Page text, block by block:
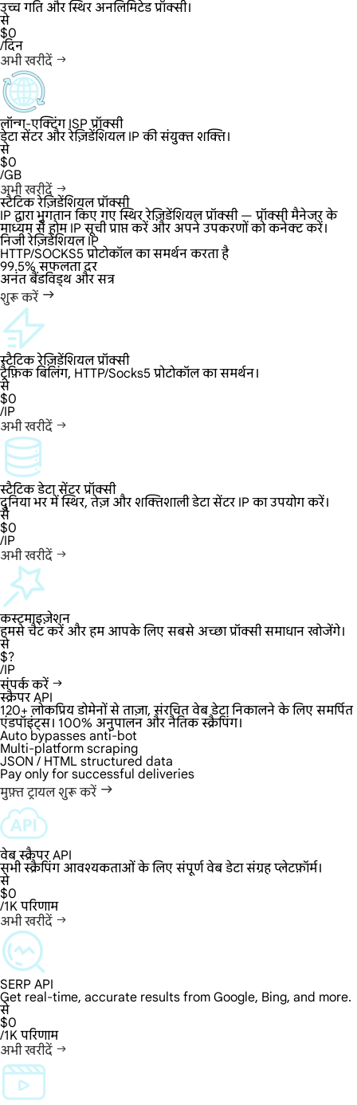
उच्च गति और स्थिर अनलिमिटेड प्रॉक्सी।
से
$0
/दिन
अभी खरीदें
लॉन्ग-एक्टिंग ISP प्रॉक्सी
डेटा सेंटर और रेज़िडेंशियल IP की संयुक्त शक्ति।
से
$0
/GB
अभी खरीदें
स्टैटिक रेज़िडेंशियल प्रॉक्सी
IP द्वारा भुगतान किए गए स्थिर रेज़िडेंशियल प्रॉक्सी — प्रॉक्सी मैनेजर के
माध्यम से होम IP सूची प्राप्त करें और अपने उपकरणों को कनेक्ट करें।
निजी रेज़िडेंशियल IP
HTTP/SOCKS5 प्रोटोकॉल का समर्थन करता है
99.5% सफलता दर
अनंत बैंडविड्थ और सत्र
शुरू करें
स्टैटिक रेज़िडेंशियल प्रॉक्सी
ट्रैफ़िक बिलिंग, HTTP/Socks5 प्रोटोकॉल का समर्थन।
से
$0
/IP
अभी खरीदें
स्टैटिक डेटा सेंटर प्रॉक्सी
दुनिया भर में स्थिर, तेज़ और शक्तिशाली डेटा सेंटर IP का उपयोग करें।
से
$0
/IP
अभी खरीदें
कस्टमाइज़ेशन
हमसे चैट करें और हम आपके लिए सबसे अच्छा प्रॉक्सी समाधान खोजेंगे।
से
$?
/IP
संपर्क करें
स्क्रैपर API
120+ लोकप्रिय डोमेनों से ताज़ा, संरचित वेब डेटा निकालने के लिए समर्पित
एंडपॉइंट्स। 100% अनुपालन और नैतिक स्क्रैपिंग।
Auto bypasses anti-bot
Multi-platform scraping
JSON / HTML structured data
Pay only for successful deliveries
मुफ़्त ट्रायल शुरू करें
वेब स्क्रैपर API
सभी स्क्रैपिंग आवश्यकताओं के लिए संपूर्ण वेब डेटा संग्रह प्लेटफ़ॉर्म।
से
$0
/1K परिणाम
अभी खरीदें
SERP API
Get real-time, accurate results from Google, Bing, and more.
से
$0
/1K परिणाम
अभी खरीदें